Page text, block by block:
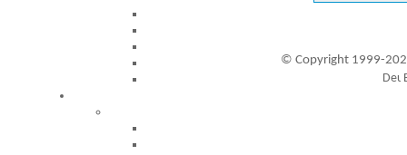
© Copyright 1999-
Besucher seit 20.09.1999: 19451768